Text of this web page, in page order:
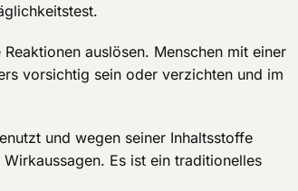
auslösen. Menschen mit einer
vorsichtig sein oder verzichten und im
und wegen seiner Inhaltsstoffe
Es ist ein traditionelles